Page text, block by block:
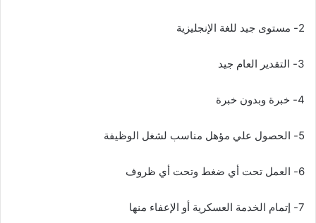
2- مستوى جيد للغة الإنجليزية
3- التقدير العام جيد
4- خبرة وبدون خبرة
5- الحصول علي مؤهل مناسب لشغل الوظيفة
6- العمل تحت أي ضغط وتحت أي ظروف
7- إتمام الخدمة العسكرية أو الإعفاء منها